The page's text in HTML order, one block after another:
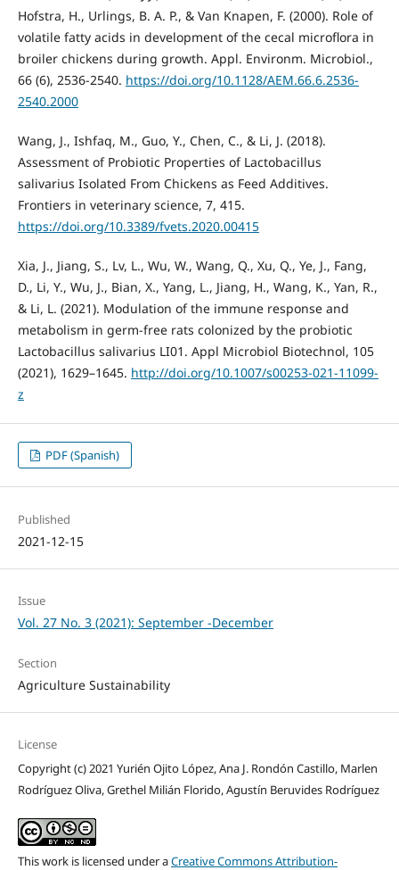
Hofstra, H., Urlings, B. A. P., & Van Knapen, F. (2000). Role of
volatile fatty acids in development of the cecal microflora in
broiler chickens during growth. Appl. Environm. Microbiol.,
66 (6), 2536-2540. https://doi.org/10.1128/AEM.66.6.2536-
2540.2000
Wang, J., Ishfaq, M., Guo, Y., Chen, C., & Li, J. (2018).
Assessment of Probiotic Properties of Lactobacillus
salivarius Isolated From Chickens as Feed Additives.
Frontiers in veterinary science, 7, 415.
https://doi.org/10.3389/fvets.2020.00415
Xia, J., Jiang, S., Lv, L., Wu, W., Wang, Q., Xu, Q., Ye, J., Fang,
D., Li, Y., Wu, J., Bian, X., Yang, L., Jiang, H., Wang, K., Yan, R.,
& Li, L. (2021). Modulation of the immune response and
metabolism in germ-free rats colonized by the probiotic
Lactobacillus salivarius LI01. Appl Microbiol Biotechnol, 105
(2021), 1629–1645. http://doi.org/10.1007/s00253-021-11099-
z
PDF (Spanish)
Published
2021-12-15
Issue
Vol. 27 No. 3 (2021): September -December
Section
Agriculture Sustainability
License
Copyright (c) 2021 Yurién Ojito López, Ana J. Rondón Castillo, Marlen
Rodríguez Oliva, Grethel Milián Florido, Agustín Beruvides Rodríguez
This work is licensed under aCreative Commons Attribution-